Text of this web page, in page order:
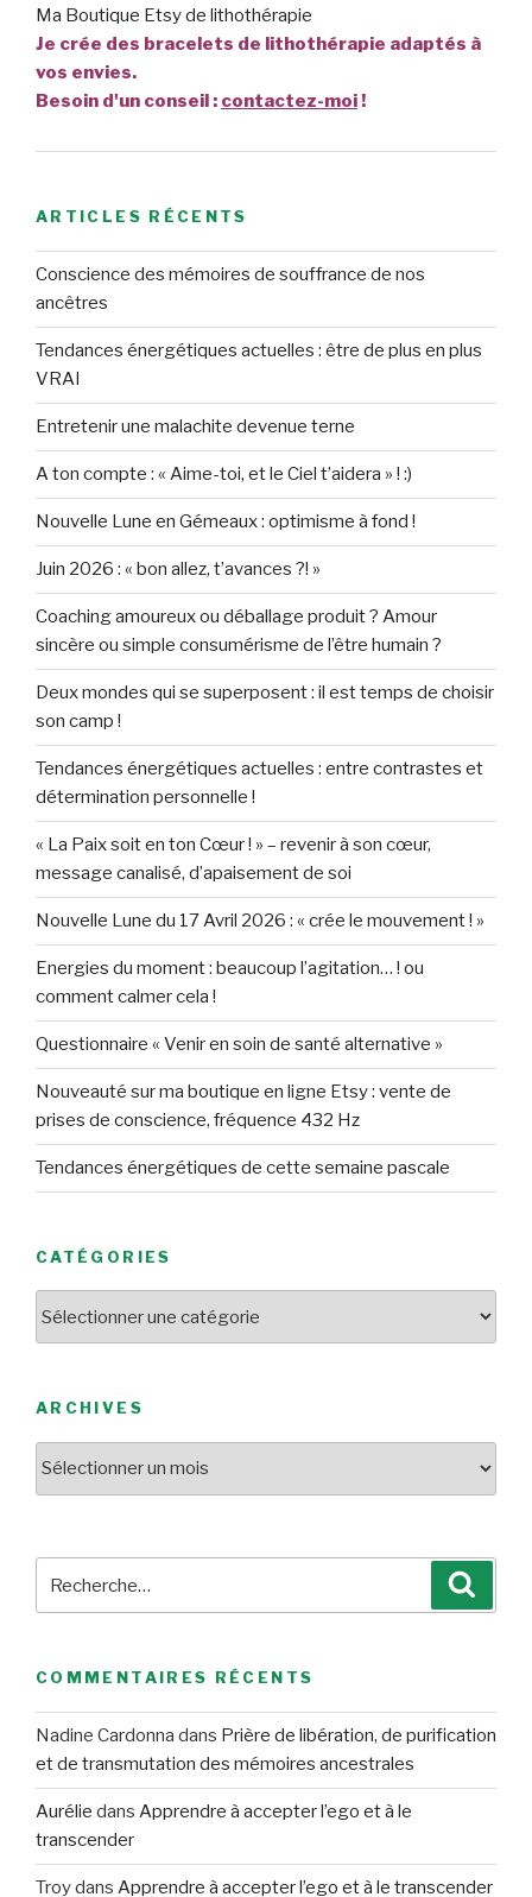
Ma Boutique Etsy de lithothérapie
Je crée des bracelets de lithothérapie adaptés à
vos envies.
Besoin d'un conseil : contactez-moi!
ARTICLES RÉCENTS
Conscience des mémoires de souffrance de nos
ancêtres
Tendances énergétiques actuelles : être de plus en plus
VRAI
Entretenir une malachite devenue terne
A ton compte : « Aime-toi, et le Ciel t’aidera » ! :)
Nouvelle Lune en Gémeaux : optimisme à fond !
Juin 2026 : « bon allez, t’avances ?! »
Coaching amoureux ou déballage produit ? Amour
sincère ou simple consumérisme de l’être humain ?
Deux mondes qui se superposent : il est temps de choisir
son camp !
Tendances énergétiques actuelles : entre contrastes et
détermination personnelle !
« La Paix soit en ton Cœur ! » – revenir à son cœur,
message canalisé, d’apaisement de soi
Nouvelle Lune du 17 Avril 2026 : « crée le mouvement ! »
Energies du moment : beaucoup l’agitation… ! ou
comment calmer cela !
Questionnaire « Venir en soin de santé alternative »
Nouveauté sur ma boutique en ligne Etsy : vente de
prises de conscience, fréquence 432 Hz
Tendances énergétiques de cette semaine pascale
CATÉGORIES
ARCHIVES
COMMENTAIRES RÉCENTS
Nadine Cardonna dans Prière de libération, de purification
et de transmutation des mémoires ancestrales
Aurélie dans Apprendre à accepter l’ego et à le
transcender
Troydans Apprendre à accepter l’ego et à le transcender